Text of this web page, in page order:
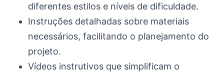
diferentes estilos e níveis de dificuldade.
Instruções detalhadas sobre materiais
necessários, facilitando o planejamento do
projeto.
Vídeos instrutivos que simplificam o